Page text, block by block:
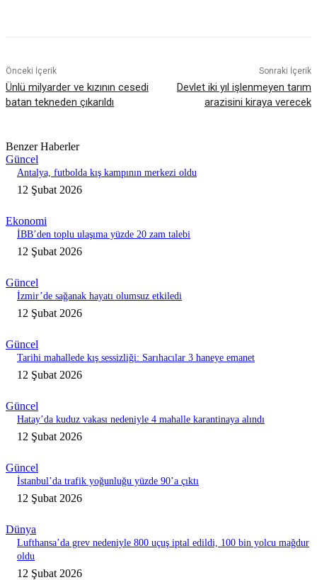
Önceki İçerik
Ünlü milyarder ve kızının cesedi
batan tekneden çıkarıldı
Sonraki İçerik
Devlet iki yıl işlenmeyen tarım
arazisini kiraya verecek
Benzer Haberler
Güncel
Antalya, futbolda kış kampının merkezi oldu
12 Şubat 2026
Ekonomi
İBB’den toplu ulaşıma yüzde 20 zam talebi
12 Şubat 2026
Güncel
İzmir’de sağanak hayatı olumsuz etkiledi
12 Şubat 2026
Güncel
Tarihi mahallede kış sessizliği: Sarıhacılar 3 haneye emanet
12 Şubat 2026
Güncel
Hatay’da kuduz vakası nedeniyle 4 mahalle karantinaya alındı
12 Şubat 2026
Güncel
İstanbul’da trafik yoğunluğu yüzde 90’a çıktı
12 Şubat 2026
Dünya
Lufthansa’da grev nedeniyle 800 uçuş iptal edildi, 100 bin yolcu mağdur
oldu
12 Şubat 2026